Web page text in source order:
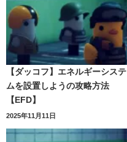
【ダッコフ】エネルギーシステ
ムを設置しようの攻略方法
【EFD】
2025年11月11日